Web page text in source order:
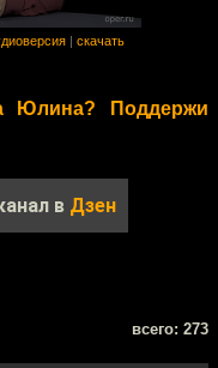
скачать
Юлина? Поддержи
в Дзен
всего: 273